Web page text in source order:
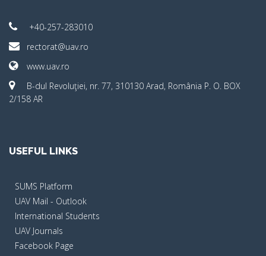
+40-257-283010
rectorat@uav.ro
www.uav.ro
B-dul Revoluţiei, nr. 77, 310130 Arad, România P. O. BOX
2/158 AR
USEFUL LINKS
SUMS Platform
UAV Mail - Outlook
International Students
UAV Journals
Facebook Page